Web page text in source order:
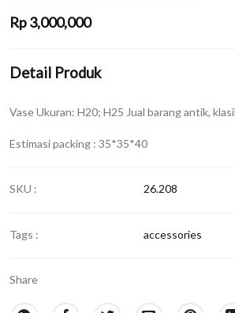
Rp3,000,000
Detail Produk
Vase Ukuran: H20; H25 Jual barang antik,
Estimasi packing : 35*35*40
SKU : 26.208
Tags : accessories
Share